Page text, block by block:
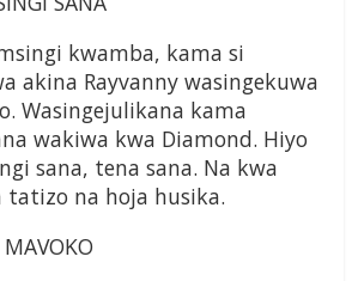
kwamba, kama si
akina Rayvanny wasingekuwa
Wasingejulikana kama
wakiwa kwa Diamond. Hiyo
sana, tena sana. Na kwa
na hoja husika.